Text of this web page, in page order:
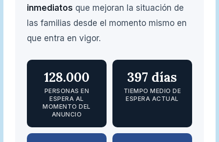
inmediatos que mejoran la situación de
las familias desde el momento mismo en
que entra en vigor.
128.000
PERSONAS EN
ESPERA AL
MOMENTO DEL
ANUNCIO
397 días
TIEMPO MEDIO DE
ESPERA ACTUAL